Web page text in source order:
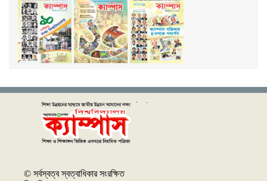
© সর্বস্বত্ব স্বত্বাধিকার সংরক্ষিত